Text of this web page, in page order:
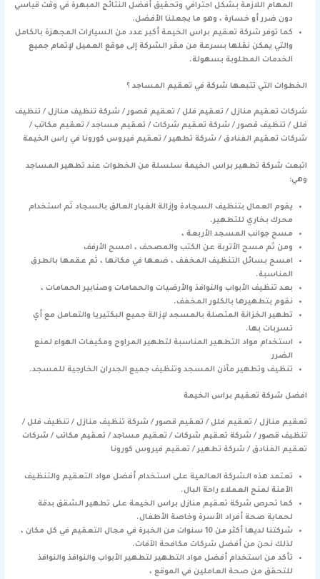
المهام اللازمة بشكل احترافي وتحقيق أفضل النتائج المبهرة في وقت قياسي
دون ضرر أو خسارة ، وهو ما يجعلنا الأفضل.
كما توفر شركة تعقيم براس الخيمة أكبر عدد من السيارات المجهزة بالكامل
والتي يمكن نقلها بسرعة من مقر الشركة إلى موقع العميل لإتمام جميع
الخدمات المطلوبة بسهولة.
الخطوات التي تتبعها شركة في تعقيم المساجد ؟
شركات تعقيم منازل / تعقيم فلل / تعقيم قصور / شركة تنظيف منازل / تنظيف
فلل / تنظيف قصور / شركة تعقيم شركات / تعقيم مساجد / تعقيم مكاتب /
شركات تعقيم الفنادق / شركة تطهير / تعقيم فيروس كورونا في راس الخيمة
اتبعت شركة تطهير براس الخيمة سلسلة من الخطوات عند تطهير المساجد
وهي:
يقوم العمال بتنظيف السجادة وإزالة الغبار العالق بالسجاد ثم استخدام
محرك بخاري للتطهير.
مسح جوانب المسجد الأربعة ،
ومن ثم مسح الأتربة عن الكتب والمصحف ، امسح الأرفف
امسح بسائل التنظيف المخفف ، ضعها في مكانها ، ثم عقمها بالطرق
المناسبة.
بعد تنظيف الأبواب والنوافذ والأرضيات والحمامات وصنابير الحمامات ،
نقوم بتطهيرها بالكلور المخفف.
تطهير الخزانة المتصلة بالمسجد لإزالة جميع البكتيريا والتعامل مع أي
تسربات بها.
استخدام مواد التطهير المناسبة لتطهير المراوح ومكيفات الهواء لمنع
الضرر
تنظيف وتطهير مآذن المسجد وتنظيف جميع الجدران الخارجية للمسجد.
افضل شركة تعقيم براس الخيمة
تعقيم منازل / تعقيم فلل / تعقيم قصور / شركة تنظيف منازل / تنظيف فلل /
تنظيف قصور / شركة تعقيم شركات / تعقيم مساجد / تعقيم مكاتب / شركات
تعقيم الفنادق / شركة تطهير / تعقيم فيروس كورونا
تعتمد هذه الشركة العالمية على استخدام أفضل مواد التعقيم والتنظيف
الآمنة لمنح العملاء راحة البال.
كما تحرص شركة تعقيم منازل براس الخيمة على تطهير الشقق بدقة
لحماية صحة أفراد الأسرة وخاصة الأطفال.
شركتنا لديها أكثر من 10 سنوات من الخبرة في مجال التعقيم في كل مكان ،
لذلك نحن من أفضل شركات مكافحة الآفات.
تأكد من استخدام أفضل مواد التطهير لتطهير الأبواب والنوافذ والنوافذ
للتحقق من صحة العاملين في الموقع ،